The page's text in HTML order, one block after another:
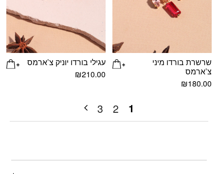
שרשרת בורדו מיני
צ’ארמס
₪180.00
עגילי בורדו יוניק צ’ארמס
₪210.00
1
2
3